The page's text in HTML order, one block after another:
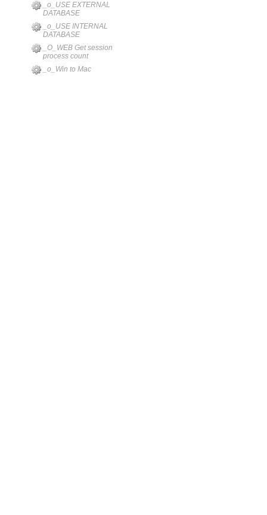
_o_USE EXTERNAL
DATABASE
_o_USE INTERNAL
DATABASE
_O_WEB Get session
process count
_o_Win to Mac